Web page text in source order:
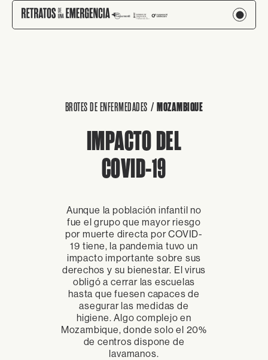
BROTES DE ENFERMEDADES / MOZAMBIQUE
IMPACTO DEL
COVID-19
Aunque la población infantil no
fue el grupo que mayor riesgo
por muerte directa por COVID-
19 tiene, la pandemia tuvo un
impacto importante sobre sus
derechos y su bienestar. El virus
obligó a cerrar las escuelas
hasta que fuesen capaces de
asegurar las medidas de
higiene. Algo complejo en
Mozambique, donde solo el 20%
de centros dispone de
lavamanos.